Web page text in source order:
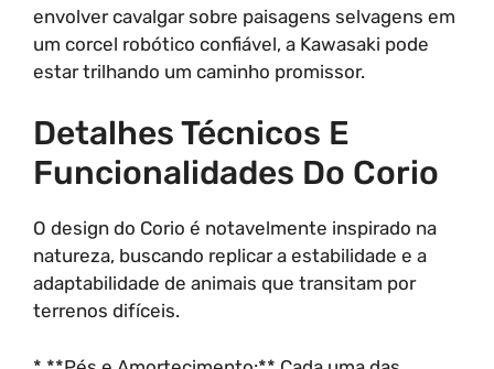
envolver cavalgar sobre paisagens selvagens em
um corcel robótico confiável, a Kawasaki pode
estar trilhando um caminho promissor.
Detalhes Técnicos E
Funcionalidades Do Corio
O design do Corio é notavelmente inspirado na
natureza, buscando replicar a estabilidade e a
adaptabilidade de animais que transitam por
terrenos difíceis.